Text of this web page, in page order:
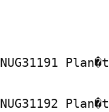
NUG31191
NUG31192